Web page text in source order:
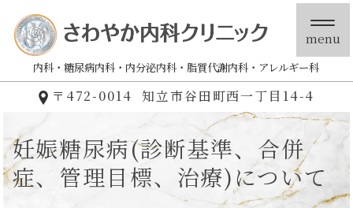
内科 糖尿病内科 内分泌内科 脂質代謝内科 アレルギー科
〒472-0014 知立市谷田町西一丁目14-4
menu
妊娠糖尿病(診断基準、合併
症、管理目標、治療)について